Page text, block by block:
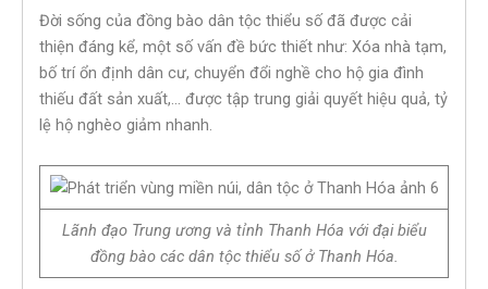
Đời sống của đồng bào dân tộc thiểu số đã được cải
thiện đáng kể, một số vấn đề bức thiết như: Xóa nhà tạm,
bố trí ổn định dân cư, chuyển đổi nghề cho hộ gia đình
thiếu đất sản xuất,… được tập trung giải quyết hiệu quả, tỷ
lệ hộ nghèo giảm nhanh.
Lãnh đạo Trung ương và tỉnh Thanh Hóa với đại biểu
đồng bào các dân tộc thiểu số ở Thanh Hóa.